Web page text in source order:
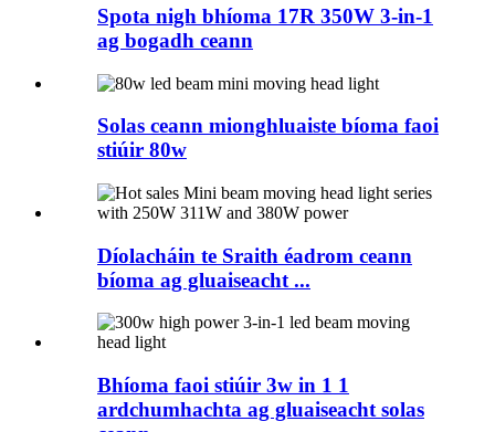
Spota nigh bhíoma 17R 350W 3-in-1
ag bogadh ceann
Solas ceann mionghluaiste bíoma faoi
stiúir 80w
Díolacháin te Sraith éadrom ceann
bíoma ag gluaiseacht ...
Bhíoma faoi stiúir 3w in 1 1
ardchumhachta ag gluaiseacht solas